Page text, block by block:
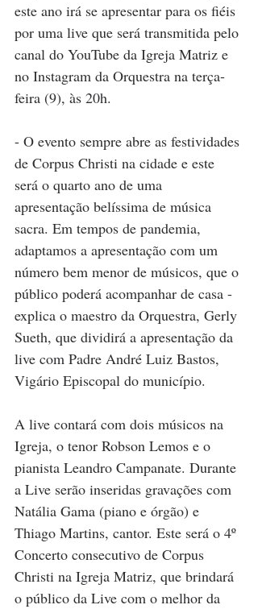
este ano irá se apresentar para os fiéis
por uma live que será transmitida pelo
canal do YouTube da Igreja Matriz e
no Instagram da Orquestra na terça-
feira (9), às 20h.
- O evento sempre abre as festividades
de Corpus Christi na cidade e este
será o quarto ano de uma
apresentação belíssima de música
sacra. Em tempos de pandemia,
adaptamos a apresentação com um
número bem menor de músicos, que o
público poderá acompanhar de casa -
explica o maestro da Orquestra, Gerly
Sueth, que dividirá a apresentação da
live com Padre André Luiz Bastos,
Vigário Episcopal do município.
A live contará com dois músicos na
Igreja, o tenor Robson Lemos e o
pianista Leandro Campanate. Durante
a Live serão inseridas gravações com
Natália Gama (piano e órgão) e
Thiago Martins, cantor. Este será o 4º
Concerto consecutivo de Corpus
Christi na Igreja Matriz, que brindará
o público da Live com o melhor da